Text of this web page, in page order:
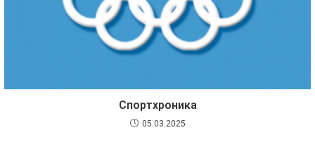
Спортхроника
05.03.2025